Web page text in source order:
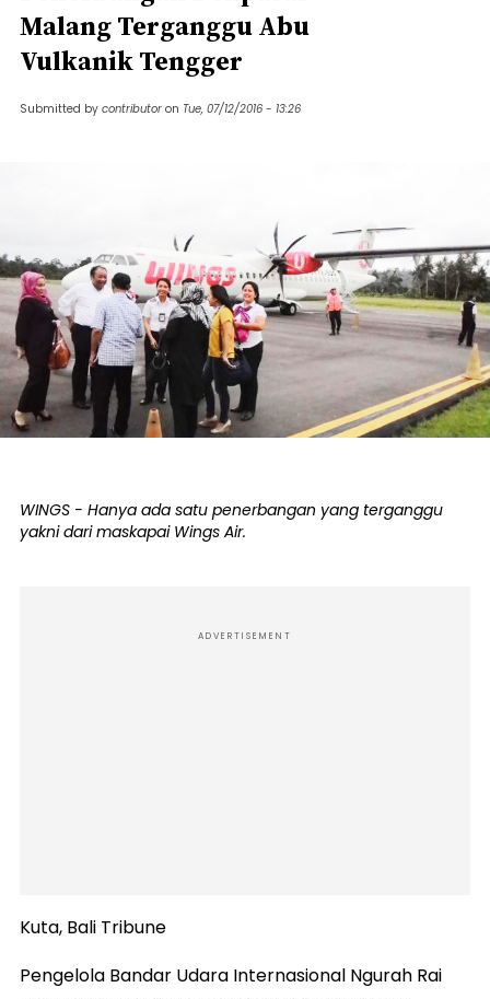
Malang Terganggu Abu
Vulkanik Tengger
Submitted by contributor on Tue, 07/12/2016 - 13:26
WINGS - Hanya ada satu penerbangan yang terganggu
yakni dari maskapai Wings Air.
ADVERTISEMENT
Kuta, Bali Tribune
Pengelola Bandar Udara Internasional Ngurah Rai